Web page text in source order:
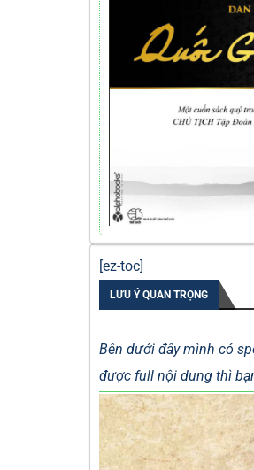
[ez-toc]
LƯU Ý QUAN TRỌNG
Bên dưới đây mình có
được full nội dung thì